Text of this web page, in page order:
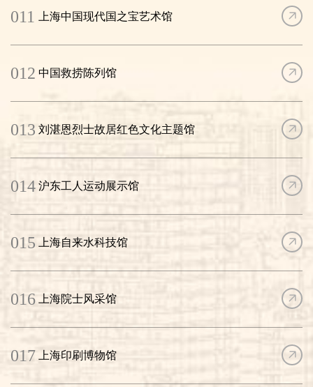
011 上海中国现代国之宝艺术馆
012 中国救捞陈列馆
013 刘湛恩烈士故居红色文化主题馆
014 沪东工人运动展示馆
015 上海自来水科技馆
016 上海院士风采馆
017 上海印刷博物馆